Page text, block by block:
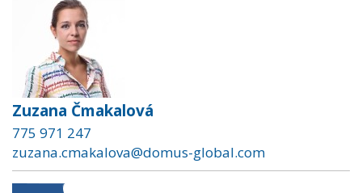
Zuzana Čmakalová
775 971 247
zuzana.cmakalova@domus-global.com